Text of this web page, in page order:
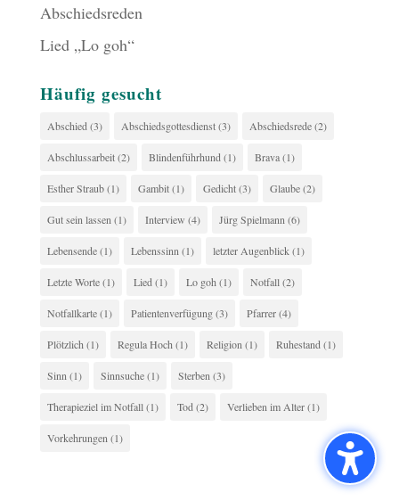
Abschiedsreden
Lied „Lo goh“
Häufig gesucht
Abschied (3) Abschiedsgottesdienst(3) Abschiedsrede(2)
Abschlussarbeit(2) Blindenführhund (1) Brava(1)
Esther Straub(1) Gambit(1) Gedicht(3) Glaube(2)
Gut sein lassen (1) Interview (4) Jürg Spielmann (6)
Lebensende(1) Lebenssinn (1) letzter Augenblick(1)
Letzte Worte(1) Lied (1) Lo goh (1) Notfall(2)
Notfallkarte(1) Patientenverfügung(3) Pfarrer(4)
Plötzlich (1) Regula Hoch (1) Religion (1) Ruhestand (1)
Sinn (1) Sinnsuche(1) Sterben (3)
Therapieziel im Notfall(1) Tod (2) Verlieben im Alter(1)
Vorkehrungen (1)